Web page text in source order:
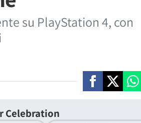
su PlayStation 4, con
Celebration